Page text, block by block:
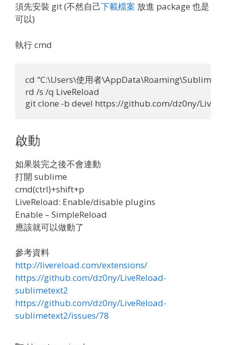
須先安裝 git (不然自己下載檔案 放進 package 也是
可以)
執行 cmd
cd "C:\Users\使用者\AppData\Roaming\Sublime
rd /s /q LiveReload
啟動
如果裝完之後不會連動
打開 sublime
cmd(ctrl)+shift+p
LiveReload: Enable/disable plugins
Enable – SimpleReload
應該就可以做動了
參考資料
http://livereload.com/extensions/
https://github.com/dz0ny/LiveReload-
sublimetext2
https://github.com/dz0ny/LiveReload-
sublimetext2/issues/78